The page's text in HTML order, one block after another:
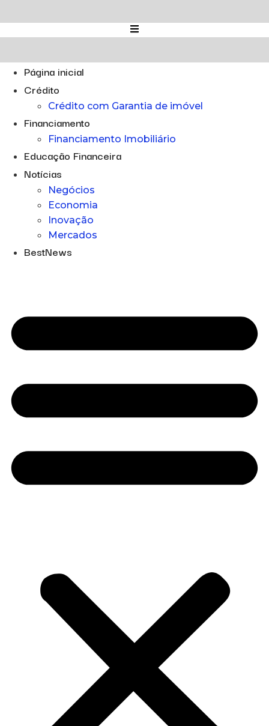
para
o
Página inicial
Crédito
Crédito com Garantia de imóvel
Financiamento
Financiamento Imobiliário
Educação Financeira
Notícias
Negócios
Economia
Inovação
Mercados
BestNews